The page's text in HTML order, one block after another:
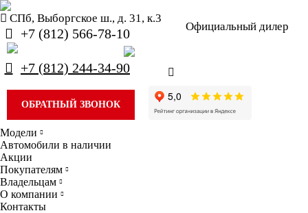
СПб, Выборгское ш., д. 31, к.3
+7 (812) 566-78-10 Официальный дилер
+7 (812) 244-34-90
ОБРАТНЫЙ ЗВОНОК
Модели
Автомобили в наличии
Акции
Покупателям
Владельцам
О компании
Контакты